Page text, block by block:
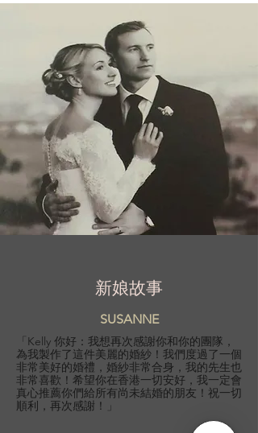
新娘故事
SUSANNE
「Kelly 你好：我想再次感謝你和你的團隊，
為我製作了這件美麗的婚紗！我們度過了一個
非常美好的婚禮，婚紗非常合身，我的先生也
非常喜歡！希望你在香港一切安好，我一定會
真心推薦你們給所有尚未結婚的朋友！祝一切
順利，再次感謝！」